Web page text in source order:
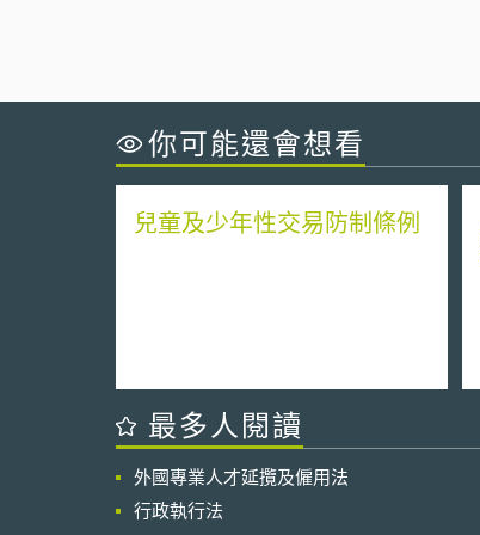
你可能還會想看
兒童及少年性交易防制條例
最多人閱讀
外國專業人才延攬及僱用法
行政執行法